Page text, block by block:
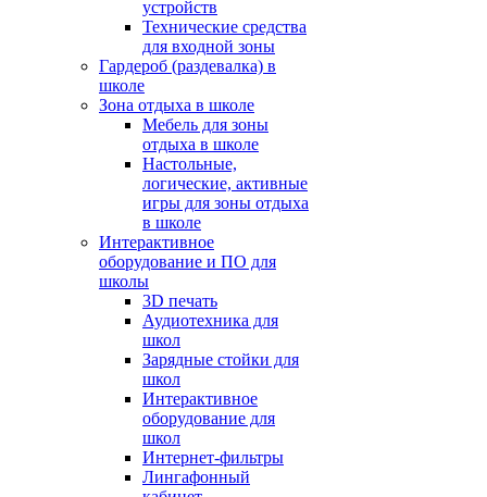
устройств
Технические средства
для входной зоны
Гардероб (раздевалка) в
школе
Зона отдыха в школе
Мебель для зоны
отдыха в школе
Настольные,
логические, активные
игры для зоны отдыха
в школе
Интерактивное
оборудование и ПО для
школы
3D печать
Аудиотехника для
школ
Зарядные стойки для
школ
Интерактивное
оборудование для
школ
Интернет-фильтры
Лингафонный